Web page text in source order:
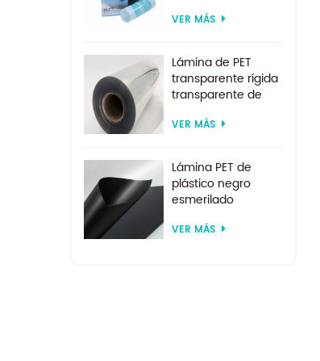
encargo de
de fábrica para
formación al vacío
VER MÁS
Lámina de PET
transparente rígida
transparente de
formación al vacío
VER MÁS
Lámina PET de
plástico negro
esmerilado
tamaño
VER MÁS